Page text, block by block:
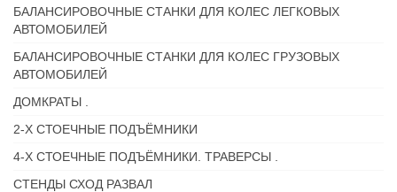
БАЛАНСИРОВОЧНЫЕ СТАНКИ ДЛЯ КОЛЕС ЛЕГКОВЫХ
АВТОМОБИЛЕЙ
БАЛАНСИРОВОЧНЫЕ СТАНКИ ДЛЯ КОЛЕС ГРУЗОВЫХ
АВТОМОБИЛЕЙ
ДОМКРАТЫ .
2-Х СТОЕЧНЫЕ ПОДЪЁМНИКИ
4-Х СТОЕЧНЫЕ ПОДЪЁМНИКИ. ТРАВЕРСЫ .
СТЕНДЫ СХОД РАЗВАЛ